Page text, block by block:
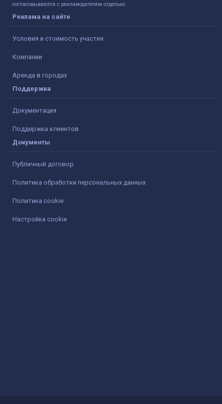
согласовываются с рекламодателем отдельно.
Реклама на сайте
Условия и стоимость участия
Компании
Аренда в городах
Поддержка
Документация
Поддержка клиентов
Документы
Публичный договор
Политика обработки персональных данных
Политика cookie
Настройка cookie